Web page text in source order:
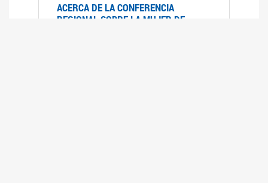
ACERCA DE LA CONFERENCIA
REGIONAL SOBRE LA MUJER DE